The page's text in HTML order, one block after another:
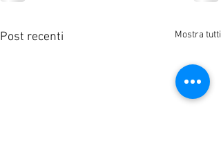
Post recenti Mostra tutti